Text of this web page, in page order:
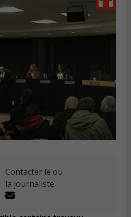
Contacter le ou
la journaliste :